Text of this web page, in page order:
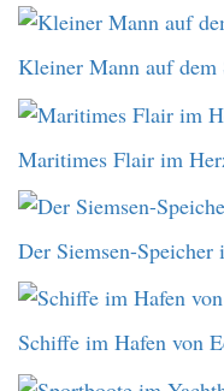
Kleiner Mann auf dem
Maritimes Flair im
Der Siemsen-
Schiffe im Hafen von